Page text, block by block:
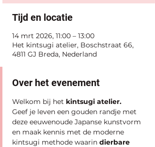
Tijd en locatie
14 mrt 2026, 11:00 – 13:00
Het kintsugi atelier, Boschstraat 66,
4811 GJ Breda, Nederland
Over het evenement
Welkom bij het kintsugi atelier.
Geef je leven een gouden randje met
deze eeuwenoude Japanse kunstvorm
en maak kennis met de moderne
kintsugi methode waarin dierbare